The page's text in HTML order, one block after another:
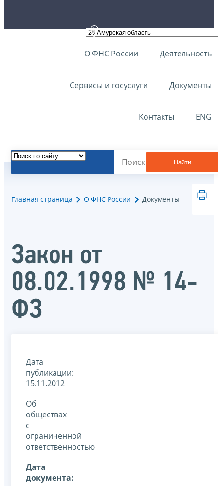
О ФНС России Деятельность
Сервисы и госуслуги Документы
Контакты ENG
Найти
Главная страница О ФНС России Документы
Закон от
08.02.1998 № 14-
ФЗ
Дата
публикации:
15.11.2012
Об
обществах
с
ограниченной
ответственностью
Дата
документа: